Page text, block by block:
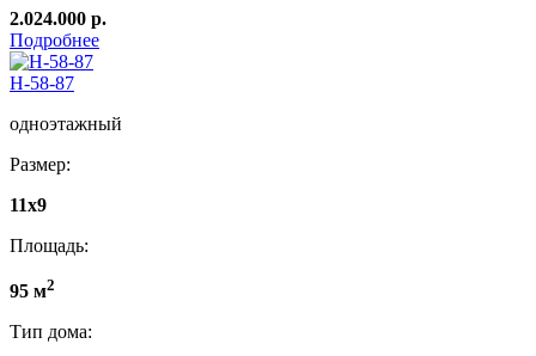
2.024.000 р.
Подробнее
Н-58-87
одноэтажный
Размер:
11х9
Площадь:
95 м2
Тип дома: